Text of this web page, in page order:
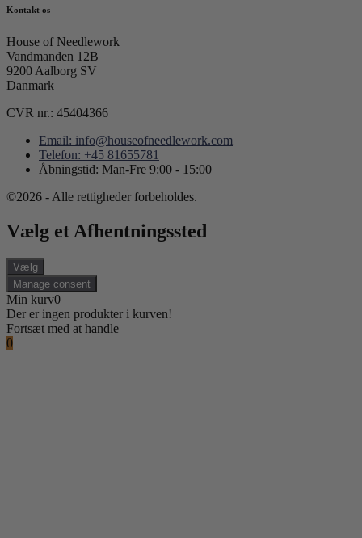
Kontakt os
House of Needlework
Vandmanden 12B
9200 Aalborg SV
Danmark
CVR nr.: 45404366
Email: info@houseofneedlework.com
Telefon: +45 81655781
Åbningstid: Man-Fre 9:00 - 15:00
©2026 - Alle rettigheder forbeholdes.
Vælg et Afhentningssted
Vælg
Manage consent
Min kurv0
Der er ingen produkter i kurven!
Fortsæt med at handle
0